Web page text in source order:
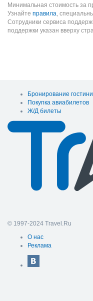
Минимальная стоимость за
Узнайте правила,
Сотрудники сервиса
поддержки указан вверху
Бронирование
Покупка авиабилетов
Ж/Д билеты
© 1997-2024 Travel.Ru
О нас
Реклама